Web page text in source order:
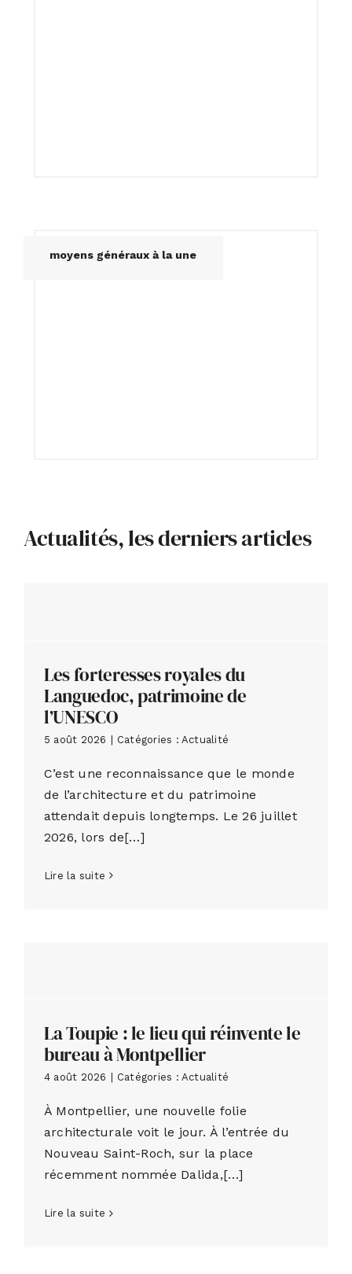
moyens généraux à la une
Actualités, les derniers articles
Les forteresses royales du
Languedoc, patrimoine de
l’UNESCO
5 août 2026 | Catégories : Actualité
C’est une reconnaissance que le monde
de l’architecture et du patrimoine
attendait depuis longtemps. Le 26 juillet
2026, lors de[…]
Lire la suite
La Toupie : le lieu qui réinvente le
bureau à Montpellier
4 août 2026 Catégories : Actualité
À Montpellier, une nouvelle folie
architecturale voit le jour. À l’entrée du
Nouveau Saint-Roch, sur la place
récemment nommée Dalida,[…]
Lire la suite